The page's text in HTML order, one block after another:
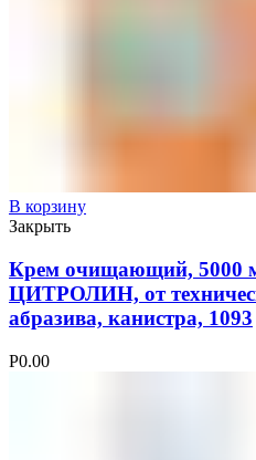
В корзину
Закрыть
Крем очищающий,
ЦИТРОЛИН, от
абразива, канистра, 1093
Р0.00